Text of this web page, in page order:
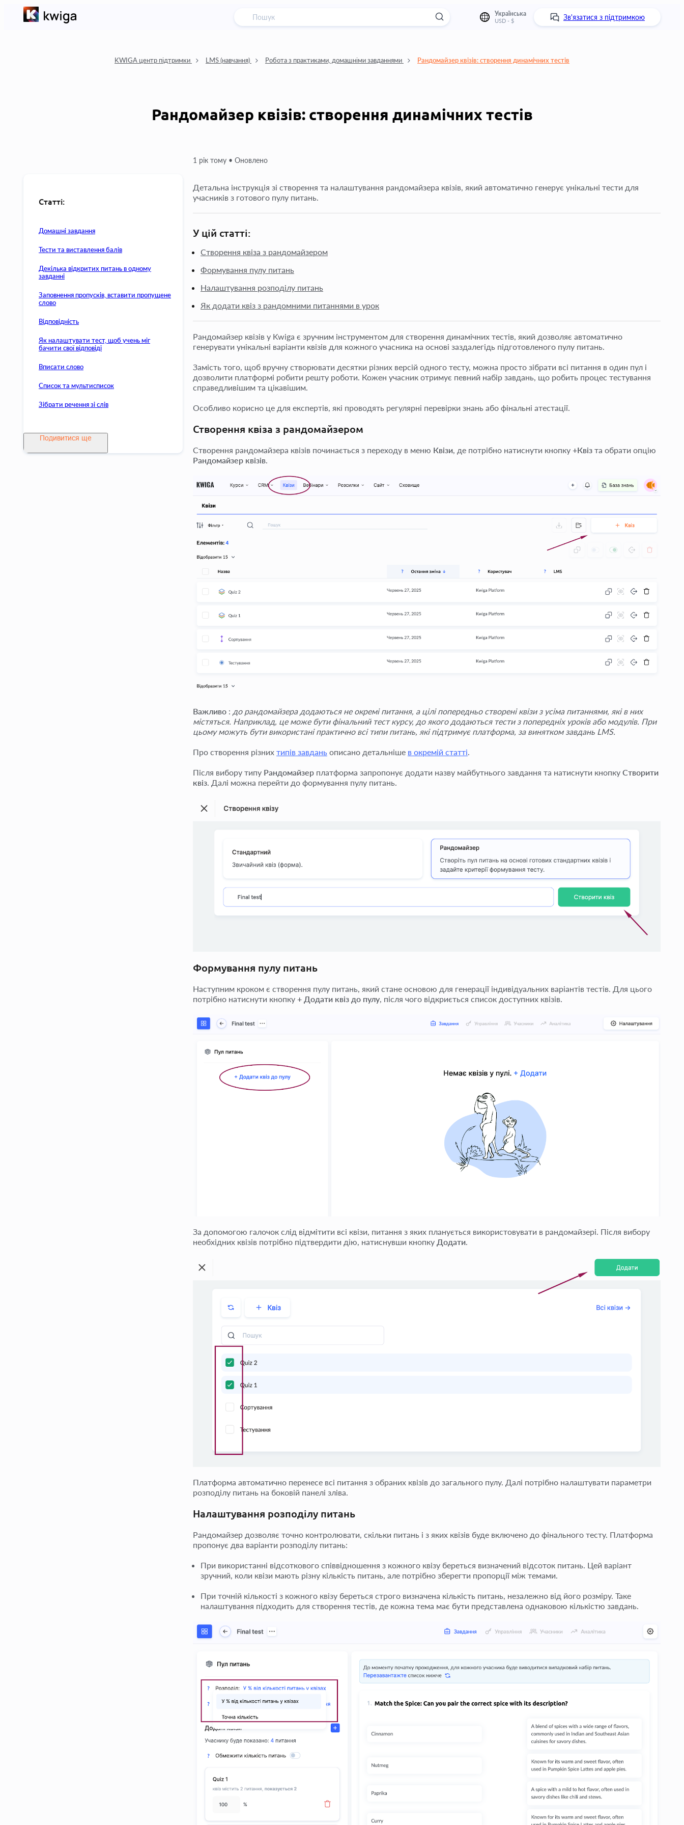
Українська
USD - $ Зв'язатися з підтримкою
KWIGA центр підтримки LMS (навчання) Робота з практиками, домашніми завданнями Рандомайзер квізів: створення динамічних тестів
Рандомайзер квізів: створення динамічних тестів
Статті:
Домашні завдання
Тести та виставлення балів
Декілька відкритих питань в одному
завданні
Заповнення пропусків, вставити пропущене
слово
Відповідність
Як налаштувати тест, щоб учень міг
бачити свої відповіді
Вписати слово
Список та мультисписок
Зібрати речення зі слів
Подивитися ще
1 рік тому • Оновлено
Детальна інструкція зі створення та налаштування рандомайзера квізів, який автоматично генерує унікальні тести для
учасників з готового пулу питань.
У цій статті:
Створення квіза з рандомайзером
Формування пулу питань
Налаштування розподілу питань
Як додати квіз з рандомними питаннями в урок
Рандомайзер квізів у Kwiga є зручним інструментом для створення динамічних тестів, який дозволяє автоматично
генерувати унікальні варіанти квізів для кожного учасника на основі заздалегідь підготовленого пулу питань.
Замість того, щоб вручну створювати десятки різних версій одного тесту, можна просто зібрати всі питання в один пул і
дозволити платформі робити решту роботи. Кожен учасник отримує певний набір завдань, що робить процес тестування
справедливішим та цікавішим.
Особливо корисно це для експертів, які проводять регулярні перевірки знань або фінальні атестації.
Створення квіза з рандомайзером
Створення рандомайзера квізів починається з переходу в меню Квізи , де потрібно натиснути кнопку +Квіз та обрати опцію
Рандомайзер квізів
Важливо : до рандомайзера додаються не окремі питання, а цілі попередньо створені квізи з усіма питаннями, які в них
містяться. Наприклад, це може бути фінальний тест курсу, до якого додаються тести з попередніх уроків або модулів. При
цьому можуть бути використані практично всі типи питань, які підтримує платформа, за винятком завдань LMS.
Про створення різних типів завдань описано детальніше в окремій статті.
Після вибору типу Рандомайзер платформа запропонує додати назву майбутнього завдання та натиснути кнопку Створити
квіз. Далі можна перейти до формування пулу питань.
Формування пулу питань
Наступним кроком є створення пулу питань, який стане основою для генерації індивідуальних варіантів тестів. Для цього
потрібно натиснути кнопку + Додати квіз до пулу, після чого відкриється список доступних квізів.
За допомогою галочок слід відмітити всі квізи, питання з яких планується використовувати в рандомайзері. Після вибору
необхідних квізів потрібно підтвердити дію, натиснувши кнопку Додати
Платформа автоматично перенесе всі питання з обраних квізів до загального пулу. Далі потрібно налаштувати параметри
розподілу питань на боковій панелі зліва.
Налаштування розподілу питань
Рандомайзер дозволяє точно контролювати, скільки питань і з яких квізів буде включено до фінального тесту. Платформа
пропонує два варіанти розподілу питань:
При використанні відсоткового співвідношення з кожного квізу береться визначений відсоток питань. Цей варіант
зручний, коли квізи мають різну кількість питань, але потрібно зберегти пропорції між темами.
При точній кількості з кожного квізу береться строго визначена кількість питань, незалежно від його розміру. Таке
налаштування підходить для створення тестів, де кожна тема має бути представлена однаковою кількістю завдань.